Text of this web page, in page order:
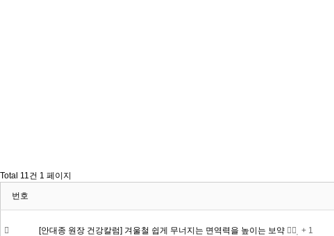
Total 11건 1 페이지
번호
[안대종 원장 건강칼럼] 겨울철 쉽게 무너지는 면역력을 높이는 보약 + 1